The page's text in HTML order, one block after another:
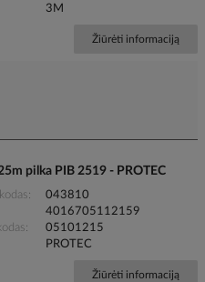
3M
Žiūrėti informaciją
pilka PIB 2519 - PROTEC
043810
4016705112159
05101215
PROTEC
Žiūrėti informaciją